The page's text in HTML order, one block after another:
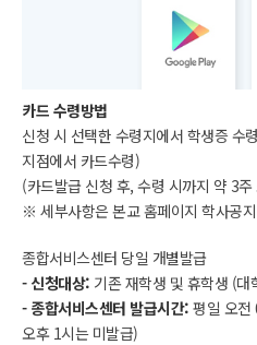
카드 수령방법
신청 시 선택한 수령지에서 학생증 수
지점에서 카드수령)
(카드발급 신청 후, 수령 시까지 약 3
※ 세부사항은 본교 홈페이지 학사공
종합서비스센터 당일 개별발급
- 신청대상: 기존 재학생 및 휴학생 (대
- 종합서비스센터 발급시간: 평일 오
오후 1시는 미발급)